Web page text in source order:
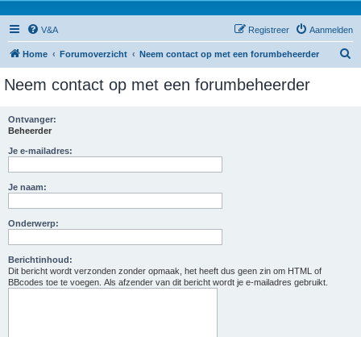
V&A Aanmelden
Registreer
Home Forumoverzicht Neem contact op met een forumbeheerder
Neem contact op met een forumbeheerder
Ontvanger:
Beheerder
Je e-mailadres:
Je naam:
Onderwerp:
Berichtinhoud:
Dit bericht wordt verzonden zonder opmaak, het heeft dus geen zin om HTML of
BBcodes toe te voegen. Als afzender van dit bericht wordt je e-mailadres gebruikt.